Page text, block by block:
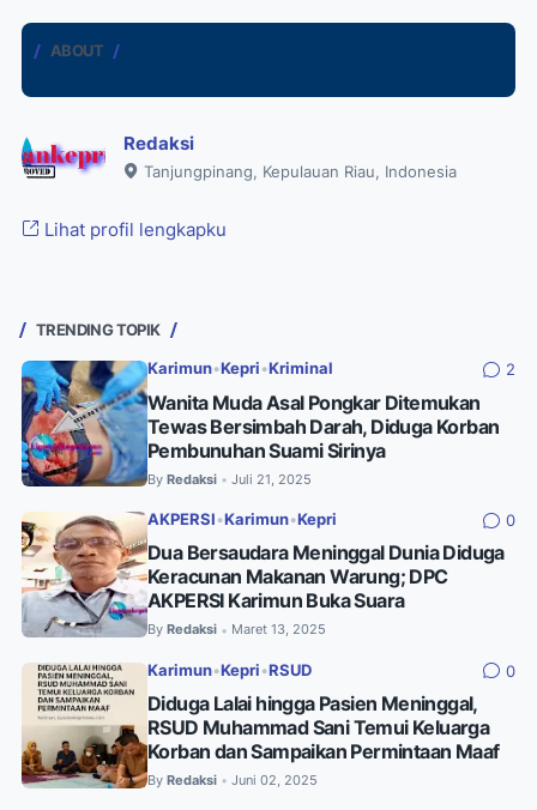
ABOUT
Redaksi
Tanjungpinang, Kepulauan Riau, Indonesia
Lihat profil lengkapku
TRENDING TOPIK
Karimun•Kepri •Kriminal 2
Wanita Muda Asal Pongkar Ditemukan
Tewas Bersimbah Darah, Diduga Korban
Pembunuhan Suami Sirinya
By Redaksi • Juli 21, 2025
AKPERSI •Karimun•Kepri 0
Dua Bersaudara Meninggal Dunia Diduga
Keracunan Makanan Warung; DPC
AKPERSI Karimun Buka Suara
By Redaksi • Maret 13, 2025
Karimun•Kepri •RSUD 0
Diduga Lalai hingga Pasien Meninggal,
RSUD Muhammad Sani Temui Keluarga
Korban dan Sampaikan Permintaan Maaf
By Redaksi • Juni 02, 2025